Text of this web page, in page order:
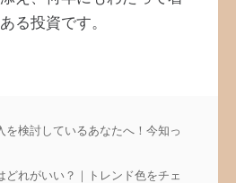
る投資です。
を検討しているあなたへ！今知っ
どれがいい？｜トレンド色をチェ